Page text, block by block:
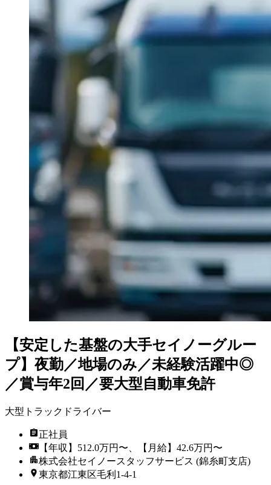
【安定した基盤の大手セイノーグルー
プ】夜勤／地場のみ／未経験活躍中◎
／賞与年2回／要大型自動車免許
大型トラックドライバー
正社員
【年収】512.0万円〜、【月給】42.6万円〜
株式会社セイノースタッフサービス (錦糸町支店)
東京都江東区毛利1-4-1